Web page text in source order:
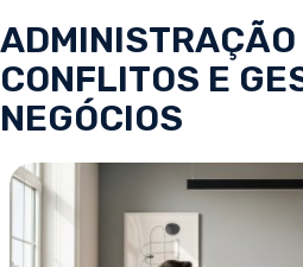
ADMINISTRAÇÃO
CONFLITOS E
NEGÓCIOS